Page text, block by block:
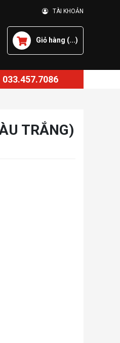
TÀI KHOẢN
Giỏ hàng (...)
033.457.7086
TRẮNG)